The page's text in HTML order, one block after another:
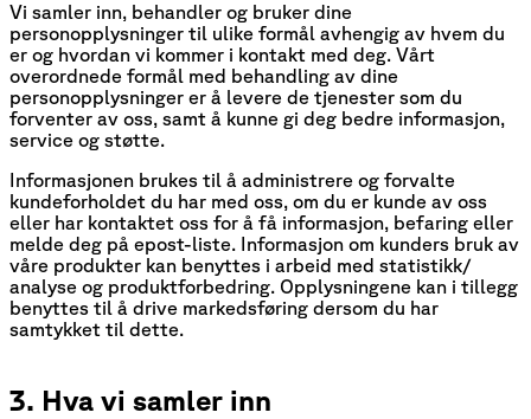
Vi samler inn, behandler og bruker dine
personopplysninger til ulike formål avhengig av hvem du
er og hvordan vi kommer i kontakt med deg. Vårt
overordnede formål med behandling av dine
personopplysninger er å levere de tjenester som du
forventer av oss, samt å kunne gi deg bedre informasjon,
service og støtte.
Informasjonen brukes til å administrere og forvalte
kundeforholdet du har med oss, om du er kunde av oss
eller har kontaktet oss for å få informasjon, befaring eller
melde deg på epost-liste. Informasjon om kunders bruk av
våre produkter kan benyttes i arbeid med statistikk/
analyse og produktforbedring. Opplysningene kan i tillegg
benyttes til å drive markedsføring dersom du har
samtykket til dette.
3. Hva vi samler inn